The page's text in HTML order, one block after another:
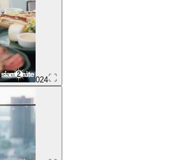
024